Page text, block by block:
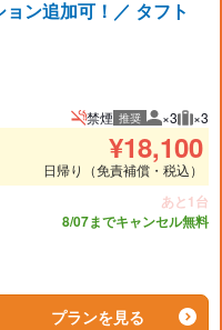
ン追加可！／ タフト
禁煙 推奨 推奨人数
×3 推奨
×3
¥18,100
日帰り（免責補償・税込）
あと1台
8/07までキャンセル無料
プランを見る